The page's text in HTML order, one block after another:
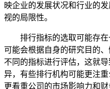
映企业的发展状况和行业的
视的局限性。
排行指标的选取可能存
可能会根据自身的研究目的
不同的指标进行评估，这就
异，有些排行机构可能更注
更看重公司的市场影响力和